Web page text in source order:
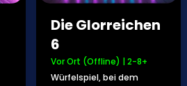
Die Glorreichen
6
Vor Ort (Offline) | 2-8+
Würfelspiel, bei dem